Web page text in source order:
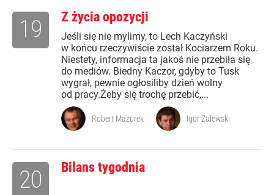
Z życia opozycji
Jeśli się nie mylimy, to Lech Kaczyński
w końcu rzeczywiście został Kociarzem Roku.
Niestety, informacja ta jakoś nie przebiła się
do mediów. Biedny Kaczor, gdyby to Tusk
wygrał, pewnie ogłosiliby dzień wolny
od pracy.Żeby się trochę przebić,...
19
Robert Mazurek Igor Zalewski
Bilans tygodnia
20